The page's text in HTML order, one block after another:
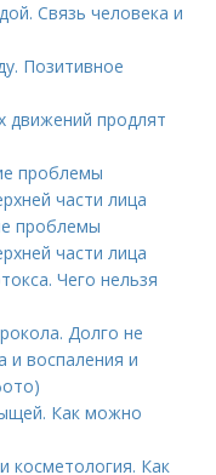
Связь человека и
Позитивное
движений продлят
проблемы
части лица
проблемы
части лица
Чего нельзя
Долго не
и воспаления и
Как можно
косметология. Как